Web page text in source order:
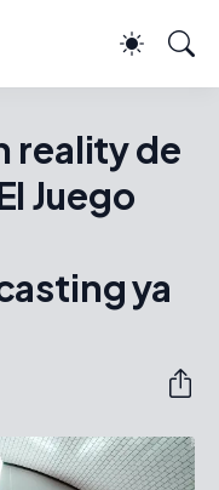
reality de
Juego
ya